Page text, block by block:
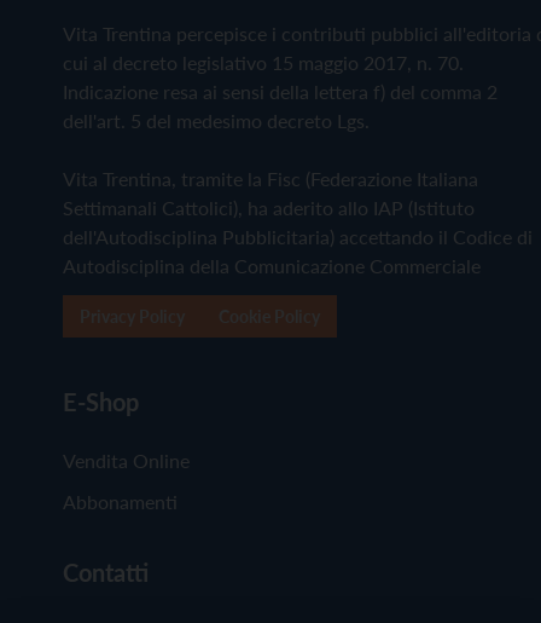
Vita Trentina percepisce i contributi pubblici all'editoria
cui al decreto legislativo 15 maggio 2017, n. 70.
Indicazione resa ai sensi della lettera f) del comma 2
dell'art. 5 del medesimo decreto Lgs.
Vita Trentina, tramite la Fisc (Federazione Italiana
Settimanali Cattolici), ha aderito allo IAP (Istituto
dell'Autodisciplina Pubblicitaria) accettando il Codice di
Autodisciplina della Comunicazione Commerciale
E-Shop
Vendita Online
Abbonamenti
Contatti